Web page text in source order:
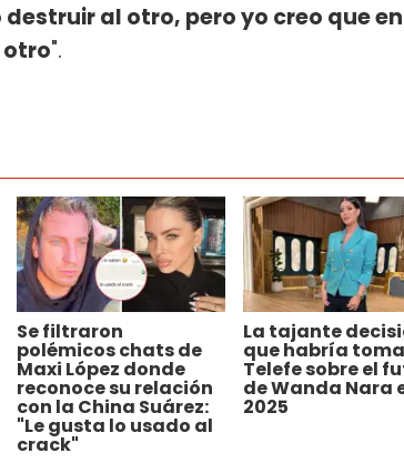
al otro, pero yo creo que
otro".
Se filtraron
polémicos chats de
Maxi López donde
reconoce su relación
con la China Suárez:
"Le gusta lo usado al
crack"
La tajante
que habría
Telefe sobre el
de Wanda Nara
2025